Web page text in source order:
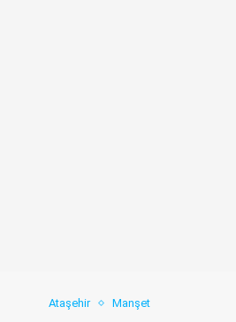
Ataşehir Manşet